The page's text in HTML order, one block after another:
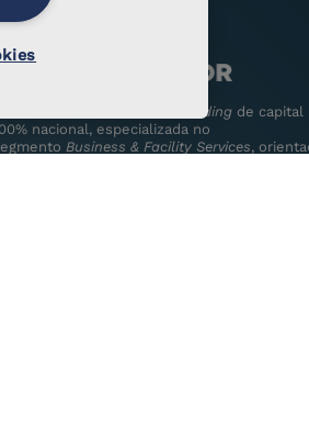
holdingde capital
nacional, especializada no
Business & Facility Services,